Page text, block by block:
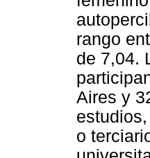
rango
de 7,04.
Aires y
o